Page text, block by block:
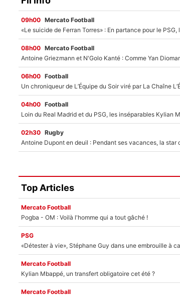
09h00 Mercato Football
08h00 Mercato Football
06h00 Football
04h00 Football
02h30 Rugby
Top Articles
Mercato Football
Pogba - OM : Voilà l'homme qui a tout gâché !
PSG
Mercato Football
Kylian Mbappé, un transfert obligatoire cet été ?
Mercato Football